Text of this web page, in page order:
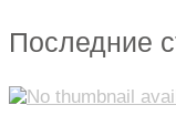
Последние